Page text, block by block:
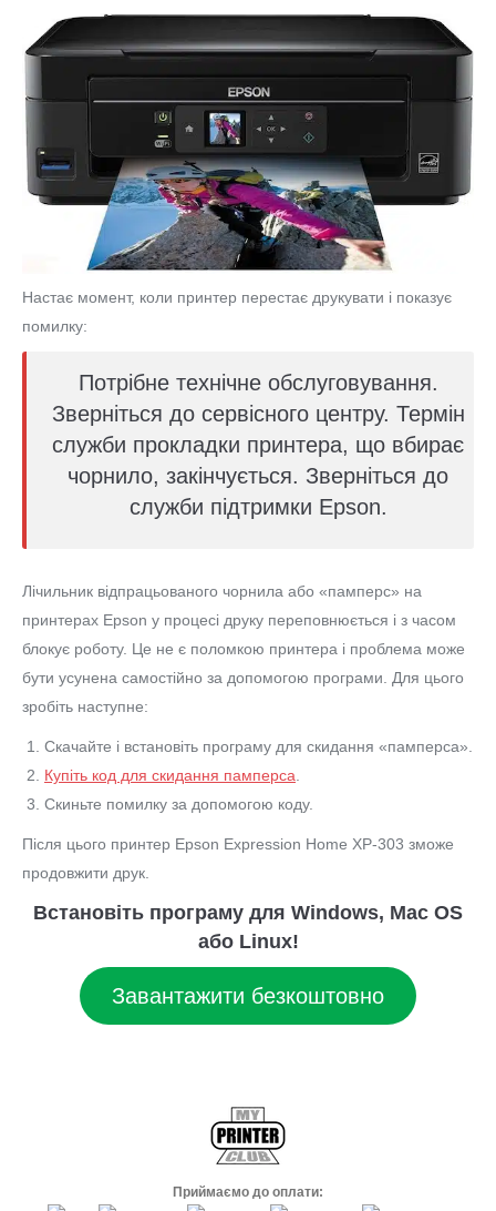
Настає момент, коли принтер перестає друкувати і показує
помилку:
Потрібне технічне обслуговування.
Зверніться до сервісного центру. Термін
служби прокладки принтера, що вбирає
чорнило, закінчується. Зверніться до
служби підтримки Epson.
Лічильник відпрацьованого чорнила або «памперс» на
принтерах Epson у процесі друку переповнюється і з часом
блокує роботу. Це не є поломкою принтера і проблема може
бути усунена самостійно за допомогою програми. Для цього
зробіть наступне:
Скачайте і встановіть програму для скидання «памперса».
Купіть код для скидання памперса
Скиньте помилку за допомогою коду.
Після цього принтер Epson Expression Home XP-303 зможе
продовжити друк.
Встановіть програму для Windows, Mac OS
або Linux!
Завантажити безкоштовно
Приймаємо до оплати: